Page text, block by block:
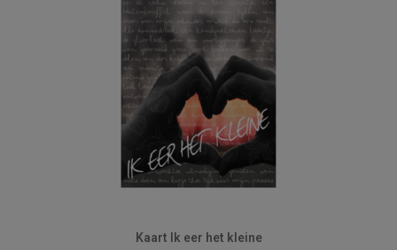
Kaart Ik eer het kleine